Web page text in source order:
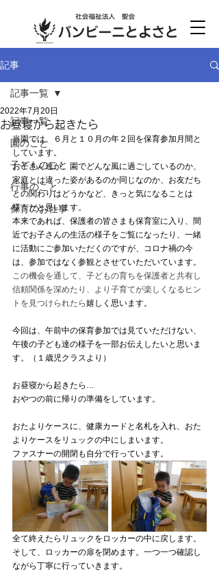
記事
記事一覧
園のこと
子どものこと
行事のこと
保育のお仕事
記事一覧
お昼寝から起きたら
2022年7月20日
当園では、６月と１０月の年２回を保育参加月間と
しています。
お子さん達が、園でどんな風に過ごしているのか、
家庭とは違った姿があるのか同じなのか、お友だち
との関わりはどうかなど、きっと気になることは
様々だと思います。
本来であれば、保護者の皆さまも保育室に入り、間
近でお子さんの生活の様子をご覧になったり、一緒
に活動にご参加いただくのですが、コロナ禍の今
は、参加ではなく参観とさせていただいています。
この機会を通して、子どもの育ちを保護者と共有し
信頼関係を深めたり、より子育てが楽しくなるヒン
トを見つけられたら嬉しく思います。
今回は、午前中の保育参加では見ていただけない、
午後の子ども達の様子を一部お伝えしたいと思いま
す。（１歳児クラスより）
お昼寝から起きたら…
おやつの前に帰りの準備をしています。
おたよりケースに、健康カードと名札を入れ、おた
よりケースをリュックの中にしまいます。
ファスナーの開閉も自分で行っています。
全て終えたらリュックをロッカーの中に戻します。
そして、ロッカーの扉を閉めます。一つ一つ確認し
ながら丁寧に行っていきます。